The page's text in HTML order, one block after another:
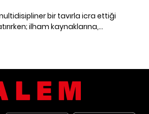
bir tavırla icra ettiği
ilham kaynaklarına,